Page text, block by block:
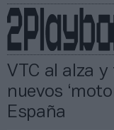
VTC al alza
nuevos
España